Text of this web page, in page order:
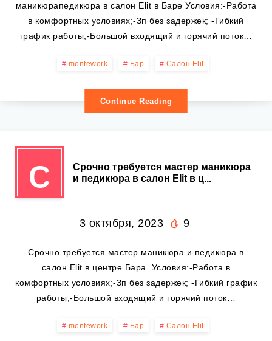
маникюрапедикюра в салон Elit в Баре Условия:-Работа
в комфортных условиях;-Зп без задержек; -Гибкий
график работы;-Большой входящий и горячий поток…
montework Бар Салон Elit
Continue Reading
С
Срочно требуется мастер маникюра
и педикюра в салон Elit в ц...
3 октября, 2023 9
Срочно требуется мастер маникюра и педикюра в
салон Elit в центре Бара. Условия:-Работа в
комфортных условиях;-Зп без задержек; -Гибкий график
работы;-Большой входящий и горячий поток…
montework Бар Салон Elit